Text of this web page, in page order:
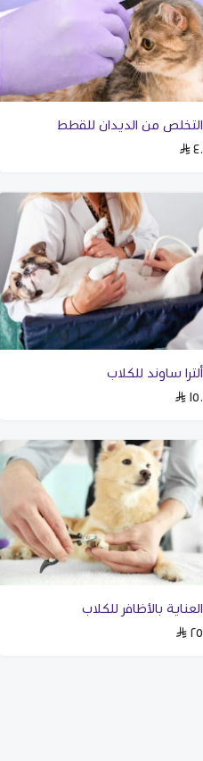
التخلص من الديدان للقطط
٤٠
ألترا ساوند للكلاب
١٥٠
العناية بالأظافر للكلاب
٢٥